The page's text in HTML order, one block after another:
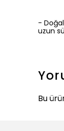
-
uzun
Bu